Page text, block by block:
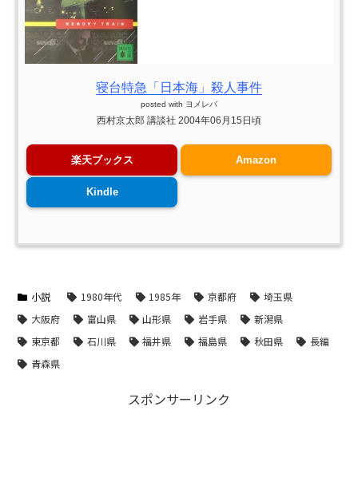
寝台特急「日本海」殺人事件
posted with ヨメレバ
西村京太郎 講談社 2004年06月15日頃
楽天ブックス Amazon
Kindle
小説 1980年代 1985年 京都府
埼玉県
大阪府
富山県 山形県 岩手県
新潟県
東京都
石川県 福井県 福島県 秋田県
長編
青森県
スポンサーリンク